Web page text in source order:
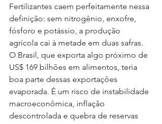
Fertilizantes caem perfeitamente nessa
definição: sem nitrogênio, enxofre,
fósforo e potássio, a produção
agrícola cai à metade em duas safras.
O Brasil, que exporta algo próximo de
US$ 169 bilhões em alimentos, teria
boa parte dessas exportações
evaporada. É um risco de instabilidade
macroeconômica, inflação
descontrolada e quebra de reservas